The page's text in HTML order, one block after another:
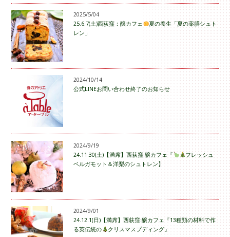
2025/5/04
25.6.7(土)西荻窪：醸カフェ
夏の養生「夏の薬膳シュト
レン」
2024/10/14
公式LINEお問い合わせ終了のお知らせ
2024/9/19
24.11.30(土)【満席】西荻窪:醸カフェ『
フレッシュ
ベルガモット＆洋梨のシュトレン】
2024/9/01
24.12.1(日)【満席】西荻窪:醸カフェ『13種類の材料で作
る英伝統の
クリスマスプディング』